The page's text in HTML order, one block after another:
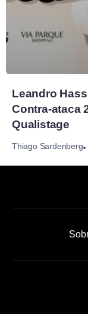
Leandro
Contra-ataca
Qualistage
Thiago Sardenberg